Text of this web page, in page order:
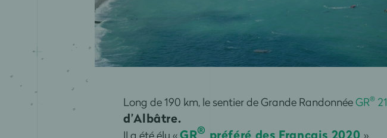
Long de 190 km, le sentier de Grande RandonnéeGR®21
d’Albâtre.
®